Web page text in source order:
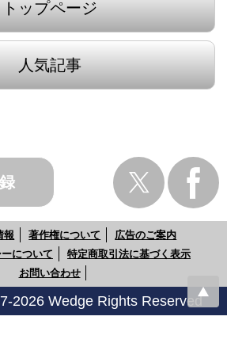
トップページ
人気記事
報 著作権について
広告のご案内
について
特定商取引法に基づく表示
お問い合わせ
2026 Wedge Rights Reserved